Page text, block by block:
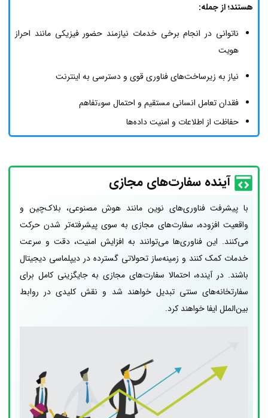
هستند؛ از جمله:
ناتوانی در انجام برخی خدمات نیازمند حضور فیزیکی مانند احراز
هویت
نیاز به زیرساخت‌های فناوری قوی و دسترسی به اینترنت
فقدان تعامل انسانی مستقیم و احتمال سوءتفاهم
حفاظت از اطلاعات و امنیت داده‌ها
آینده سفارت‌های مجازی
با پیشرفت فناوری‌های نوین مانند هوش مصنوعی، بلاک‌چین و
واقعیت افزوده، سفارت‌های مجازی به سوی پیشرفته‌تر شدن حرکت
می‌کنند. این فناوری‌ها می‌توانند به افزایش امنیت، دقت و سرعت
خدمات کمک کنند و زمینه‌ساز تحولاتی گسترده در دیپلماسی دیجیتال
باشند. در آینده، احتمالا سفارت‌های مجازی به جایگزینی کامل برای
سفارتخانه‌های سنتی تبدیل خواهند شد و نقش کلیدی در روابط
بین‌الملل ایفا خواهند کرد.